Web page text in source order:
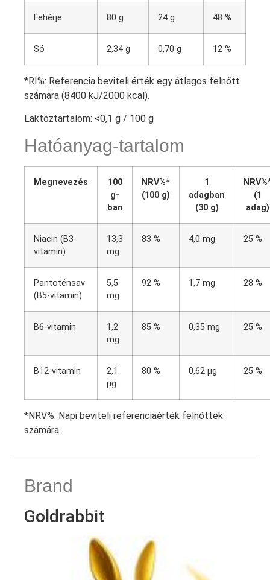
Fehérje 80 g 24 g 48 %
Só 2,34 g 0,70 g 12 %
*RI%: Referencia beviteli érték egy átlagos felnőtt
számára (8400 kJ/2000 kcal).
Laktóztartalom: <0,1 g / 100 g
Hatóanyag-tartalom
Megnevezés
100
g-
ban
NRV%*
(100 g)
1
adagban
(30 g)
(1
adag)
Niacin (B3-
vitamin)
13,3
mg
83 % 4,0 mg 25 %
Pantoténsav
(B5-vitamin)
5,5
mg
92 % 1,7 mg 28 %
B6-vitamin
1,2
mg
85 % 0,35 mg 25 %
B12-vitamin
2,1
μg
80 % 0,62 μg 25 %
*NRV%: Napi beviteli referenciaérték felnőttek
számára.
Brand
Goldrabbit